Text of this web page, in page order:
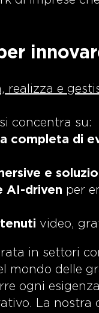
realizza e
concentra su:
completa di
e
AI-driven per
video,
in settori
mondo delle
ogni
La nostra